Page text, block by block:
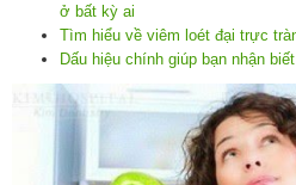
ở bất kỳ ai
Tìm hiểu về viêm loét đại trực
Dấu hiệu chính giúp bạn nhận